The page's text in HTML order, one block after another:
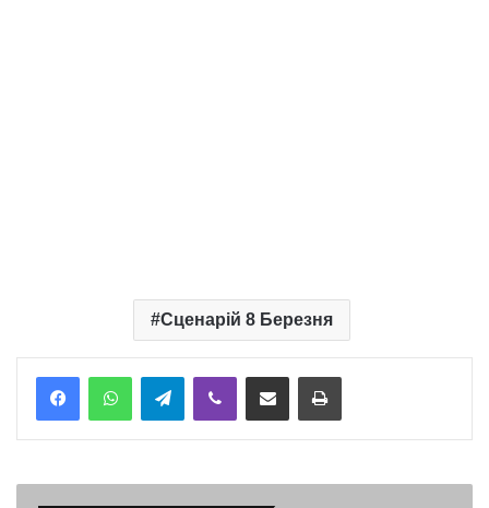
Сценарій 8 Березня
TelegramViber Надіслати електронною поштоюНадрукувати